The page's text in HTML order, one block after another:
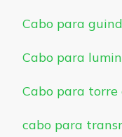
Cabo para
Cabo para
Cabo para
cabo para